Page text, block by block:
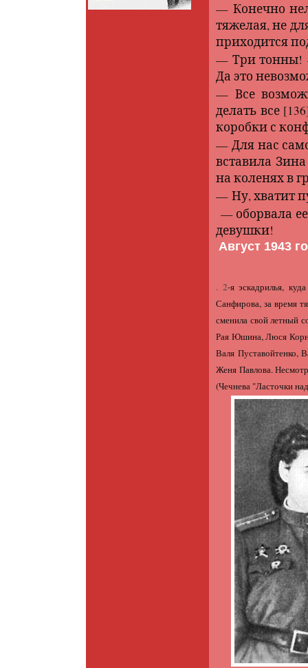
— Конечно
тяжелая, не
приходится
— Три тонны!
Да это
— Все
делать все
коробки с
— Для нас
вставила
на коленях в
— Ну, хватит
— оборвала
девушки!
Август 1943
. 2-я эскадрилья,
Санфирова, за время
сменила свой летный
Рая Юшина, Люся
Валя Пуставойтенко,
Женя Павлова.
(Чечнева "Ласточки